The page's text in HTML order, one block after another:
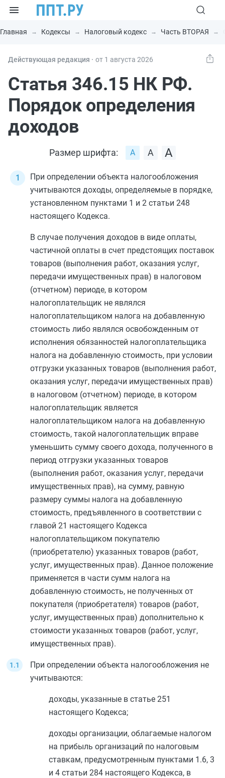
Главная Кодексы Налоговый кодекс Часть ВТОРАЯ
Действующая редакция ⸱ от 1 августа 2026
Статья 346.15 НК РФ.
Порядок определения
доходов
Размер шрифта:
При определении объекта налогообложения
учитываются доходы, определяемые в порядке,
установленном пунктами 1 и 2 статьи 248
настоящего Кодекса.
В случае получения доходов в виде оплаты,
частичной оплаты в счет предстоящих поставок
товаров (выполнения работ, оказания услуг,
передачи имущественных прав) в налоговом
(отчетном) периоде, в котором
налогоплательщик не являлся
налогоплательщиком налога на добавленную
стоимость либо являлся освобожденным от
исполнения обязанностей налогоплательщика
налога на добавленную стоимость, при условии
отгрузки указанных товаров (выполнения работ,
оказания услуг, передачи имущественных прав)
в налоговом (отчетном) периоде, в котором
налогоплательщик является
налогоплательщиком налога на добавленную
стоимость, такой налогоплательщик вправе
уменьшить сумму своего дохода, полученного в
период отгрузки указанных товаров
(выполнения работ, оказания услуг, передачи
имущественных прав), на сумму, равную
размеру суммы налога на добавленную
стоимость, предъявленного в соответствии с
главой 21 настоящего Кодекса
налогоплательщиком покупателю
(приобретателю) указанных товаров (работ,
услуг, имущественных прав). Данное положение
применяется в части сумм налога на
добавленную стоимость, не полученных от
покупателя (приобретателя) товаров (работ,
услуг, имущественных прав) дополнительно к
стоимости указанных товаров (работ, услуг,
имущественных прав).
При определении объекта налогообложения не
учитываются:
доходы, указанные в статье 251
настоящего Кодекса;
доходы организации, облагаемые налогом
на прибыль организаций по налоговым
ставкам, предусмотренным пунктами 1.6, 3
и 4 статьи 284 настоящего Кодекса, в